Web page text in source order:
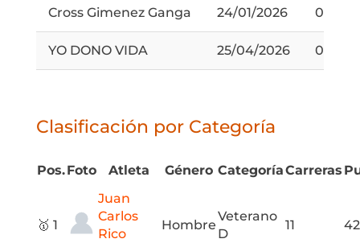
Cross Gimenez Ganga 24/01/2026 0:46:18
YO DONO VIDA 25/04/2026 0:31:59
Clasificación por Categoría
Pos.Foto Atleta Género CategoríaCarreras
🥇 1
Juan
Carlos
Rico
Hombre
Veterano
D
11